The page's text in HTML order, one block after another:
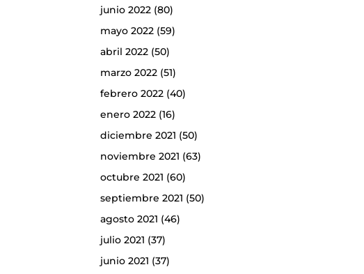
junio 2022(80)
mayo 2022(59)
abril 2022(50)
marzo 2022(51)
febrero 2022(40)
enero 2022(16)
diciembre 2021 (50)
noviembre 2021 (63)
octubre 2021 (60)
septiembre 2021 (50)
agosto 2021 (46)
julio 2021 (37)
junio 2021 (37)